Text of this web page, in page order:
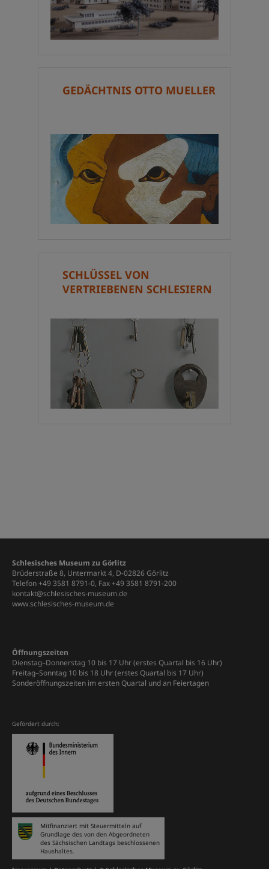
GEDÄCHTNIS OTTO MUELLER
SCHLÜSSEL VON
VERTRIEBENEN SCHLESIERN
Schlesisches Museum zu Görlitz
Brüderstraße 8, Untermarkt 4, D-02826 Görlitz
Telefon +49 3581 8791-0, Fax +49 3581 8791-200
kontakt@schlesisches-museum.de
www.schlesisches-museum.de
Öffnungszeiten
Dienstag–Donnerstag 10 bis 17 Uhr (erstes Quartal bis 16 Uhr)
Freitag–Sonntag 10 bis 18 Uhr (erstes Quartal bis 17 Uhr)
Sonderöffnungszeiten im ersten Quartal und an Feiertagen
Gefördert durch:
Mitfinanziert mit Steuermitteln auf
Grundlage des von den Abgeordneten
des Sächsischen Landtags beschlossenen
Haushaltes.